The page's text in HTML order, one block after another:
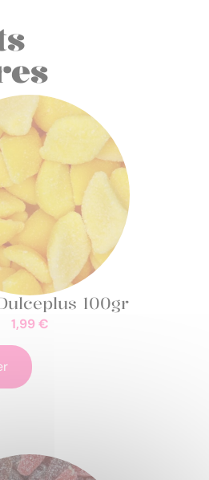
100gr
1,99€